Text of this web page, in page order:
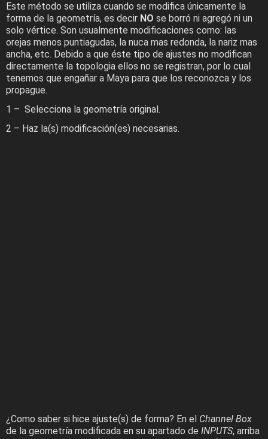
Este método se utiliza cuando se modifica únicamente la
forma de la geometría, es decir NO se borró ni agregó ni un
solo vértice. Son usualmente modificaciones como: las
orejas menos puntiagudas, la nuca mas redonda, la nariz mas
ancha, etc. Debido a que éste tipo de ajustes no modifican
directamente la topologia ellos no se registran, por lo cual
tenemos que engañar a Maya para que los reconozca y los
propague.
1 – Selecciona la geometría original.
2 – Haz la(s) modificación(es) necesarias.
¿Como saber si hice ajuste(s) de forma? En el Channel Box
de la geometría modificada en su apartado de INPUTS, arriba